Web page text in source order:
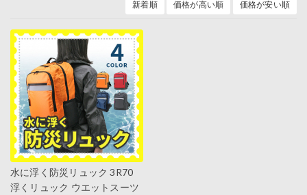
新着順 価格が高い順 価格が安い順
水に浮く防災リュック 3R70
浮くリュック ウエットスーツ